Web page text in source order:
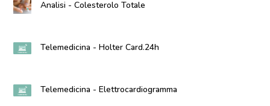
Analisi - Colesterolo Totale
Telemedicina - Holter Card.24h
Telemedicina - Elettrocardiogramma